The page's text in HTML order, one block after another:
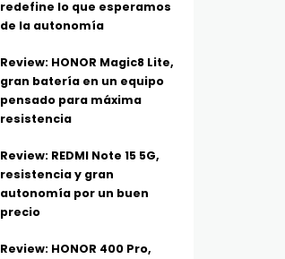
redefine lo que esperamos
de la autonomía
Review: HONOR Magic8 Lite,
gran batería en un equipo
pensado para máxima
resistencia
Review: REDMI Note 15 5G,
resistencia y gran
autonomía por un buen
precio
Review: HONOR 400 Pro,